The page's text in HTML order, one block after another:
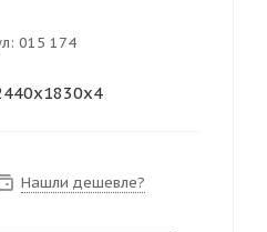
015 174
Нашли дешевле?